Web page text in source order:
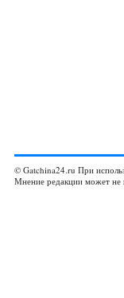
© Gatchina24.ru При
Мнение редакции может не